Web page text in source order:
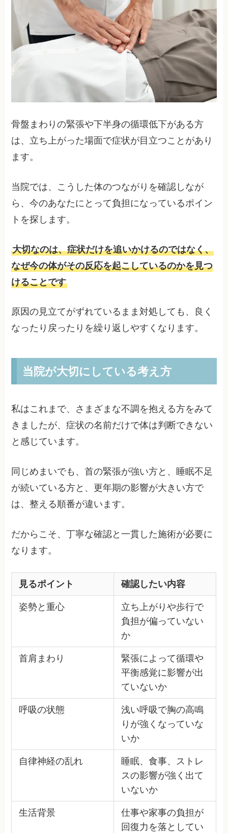
骨盤まわりの緊張や下半身の循環低下がある方
は、立ち上がった場面で症状が目立つことがあり
ます。
当院では、こうした体のつながりを確認しなが
ら、今のあなたにとって負担になっているポイン
トを探します。
大切なのは、症状だけを追いかけるのではなく、
なぜ今の体がその反応を起こしているのかを見つ
けることです
原因の見立てがずれているまま対処しても、良く
なったり戻ったりを繰り返しやすくなります。
当院が大切にしている考え方
私はこれまで、さまざまな不調を抱える方をみて
きましたが、症状の名前だけで体は判断できない
と感じています。
同じめまいでも、首の緊張が強い方と、睡眠不足
が続いている方と、更年期の影響が大きい方で
は、整える順番が違います。
だからこそ、丁寧な確認と一貫した施術が必要に
なります。
見るポイント 確認したい内容
姿勢と重心
立ち上がりや歩行で
負担が偏っていない
か
首肩まわり
緊張によって循環や
平衡感覚に影響が出
ていないか
呼吸の状態
浅い呼吸で胸の高鳴
りが強くなっていな
いか
自律神経の乱れ
睡眠、食事、ストレ
スの影響が強く出て
いないか
生活背景
仕事や家事の負担が
回復力を落としてい